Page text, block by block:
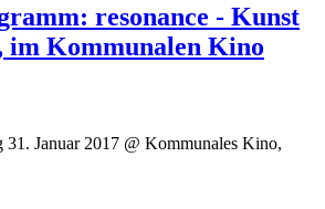
resonance - Kunst
im Kommunalen Kino
31. Januar 2017 @ Kommunales Kino,